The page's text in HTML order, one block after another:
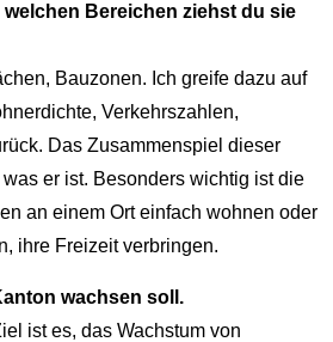
Bereichen ziehst du sie
Bauzonen. Ich greife dazu auf
Verkehrszahlen,
Das Zusammenspiel dieser
er ist. Besonders wichtig ist die
an einem Ort einfach wohnen oder
ihre Freizeit verbringen.
wachsen soll.
ist es, das Wachstum von